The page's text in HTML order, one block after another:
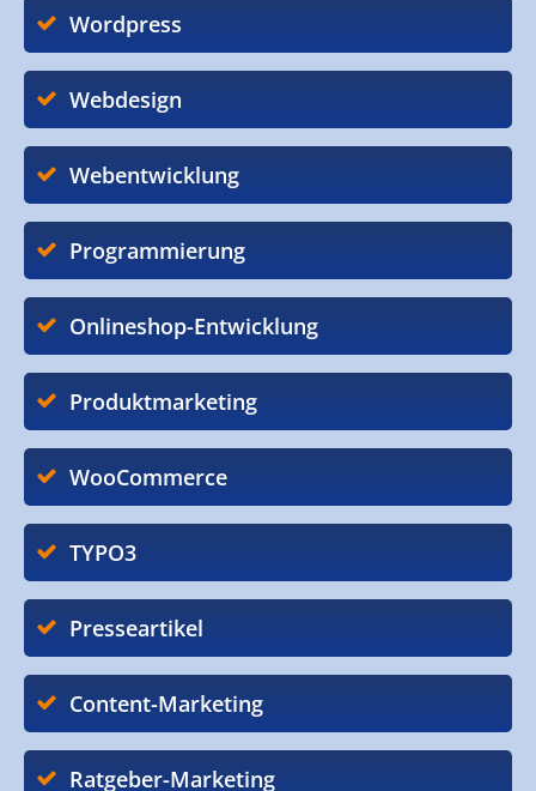
Wordpress
Webdesign
Webentwicklung
Programmierung
Onlineshop-Entwicklung
Produktmarketing
WooCommerce
TYPO3
Presseartikel
Content-Marketing
Ratgeber-Marketing